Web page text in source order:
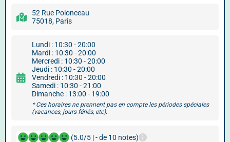
52 Rue Polonceau
75018, Paris
Lundi : 10:30 - 20:00
Mardi : 10:30 - 20:00
Mercredi : 10:30 - 20:00
Jeudi : 10:30 - 20:00
Vendredi : 10:30 - 20:00
Samedi : 10:30 - 21:00
Dimanche : 13:00 - 19:00
* Ces horaires ne prennent pas en compte les périodes spéciales
(vacances, jours fériés, etc).
(5.0/5 | - de 10 notes)